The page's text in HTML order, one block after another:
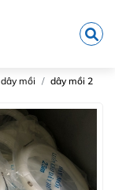
dây mồi dây mồi 2